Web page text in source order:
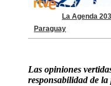
La Agenda
Paraguay
Las opiniones
responsabilidad de la